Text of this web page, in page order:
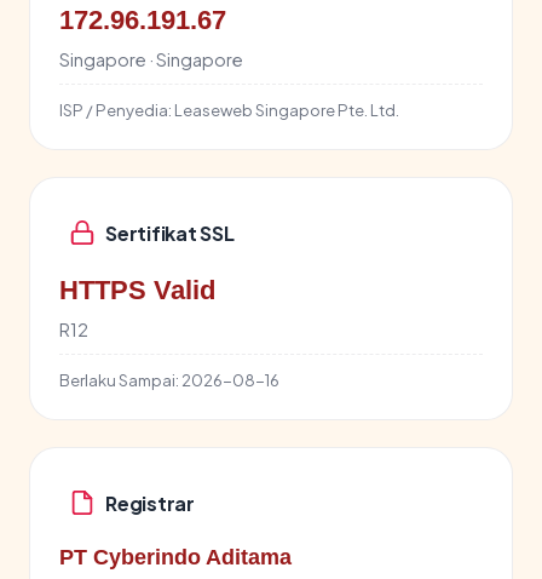
172.96.191.67
Singapore · Singapore
ISP / Penyedia: Leaseweb Singapore Pte. Ltd.
Sertifikat SSL
HTTPS Valid
R12
Berlaku Sampai: 2026-08-16
Registrar
PT Cyberindo Aditama